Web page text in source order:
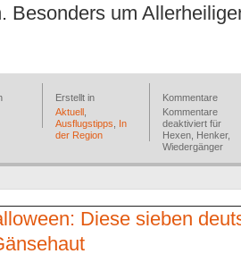
Besonders um
Erstellt in
Aktuell
Ausflugstipps
In
der Region
Kommentare
Kommentare
deaktiviert für
Hexen, Henker,
Wiedergänger